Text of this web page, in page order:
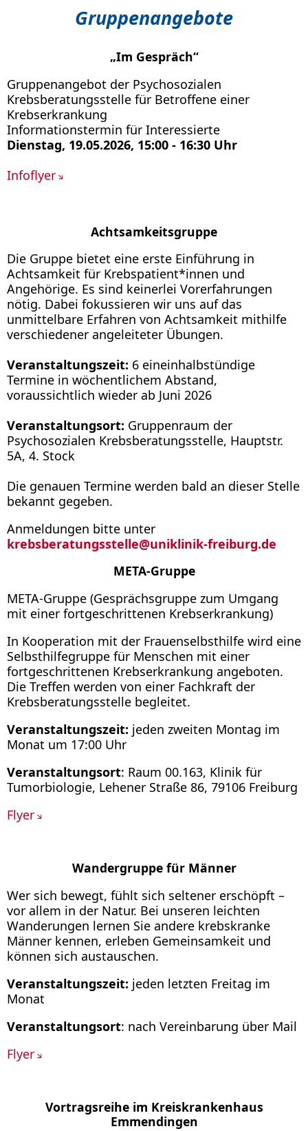
Gruppenangebote
„Im Gespräch“
Gruppenangebot der Psychosozialen
Krebsberatungsstelle für Betroffene einer
Krebserkrankung
Informationstermin für Interessierte
Dienstag, 19.05.2026, 15:00 - 16:30 Uhr
Infoflyer
Achtsamkeitsgruppe
Die Gruppe bietet eine erste Einführung in
Achtsamkeit für Krebspatient*innen und
Angehörige. Es sind keinerlei Vorerfahrungen
nötig. Dabei fokussieren wir uns auf das
unmittelbare Erfahren von Achtsamkeit mithilfe
verschiedener angeleiteter Übungen.
Veranstaltungszeit: 6 eineinhalbstündige
Termine in wöchentlichem Abstand,
voraussichtlich wieder ab Juni 2026
Veranstaltungsort: Gruppenraum der
Psychosozialen Krebsberatungsstelle, Hauptstr.
5A, 4. Stock
Die genauen Termine werden bald an dieser Stelle
bekannt gegeben.
Anmeldungen bitte unter
krebsberatungsstelle@uniklinik-freiburg.de
META-Gruppe
META-Gruppe (Gesprächsgruppe zum Umgang
mit einer fortgeschrittenen Krebserkrankung)
In Kooperation mit der Frauenselbsthilfe wird eine
Selbsthilfegruppe für Menschen mit einer
fortgeschrittenen Krebserkrankung angeboten.
Die Treffen werden von einer Fachkraft der
Krebsberatungsstelle begleitet.
Veranstaltungszeit: jeden zweiten Montag im
Monat um 17:00 Uhr
Veranstaltungsort: Raum 00.163, Klinik für
Tumorbiologie, Lehener Straße 86, 79106 Freiburg
Flyer
Wandergruppe für Männer
Wer sich bewegt, fühlt sich seltener erschöpft –
vor allem in der Natur. Bei unseren leichten
Wanderungen lernen Sie andere krebskranke
Männer kennen, erleben Gemeinsamkeit und
können sich austauschen.
Veranstaltungszeit: jeden letzten Freitag im
Monat
Veranstaltungsort: nach Vereinbarung über Mail
Flyer
Vortragsreihe im Kreiskrankenhaus
Emmendingen